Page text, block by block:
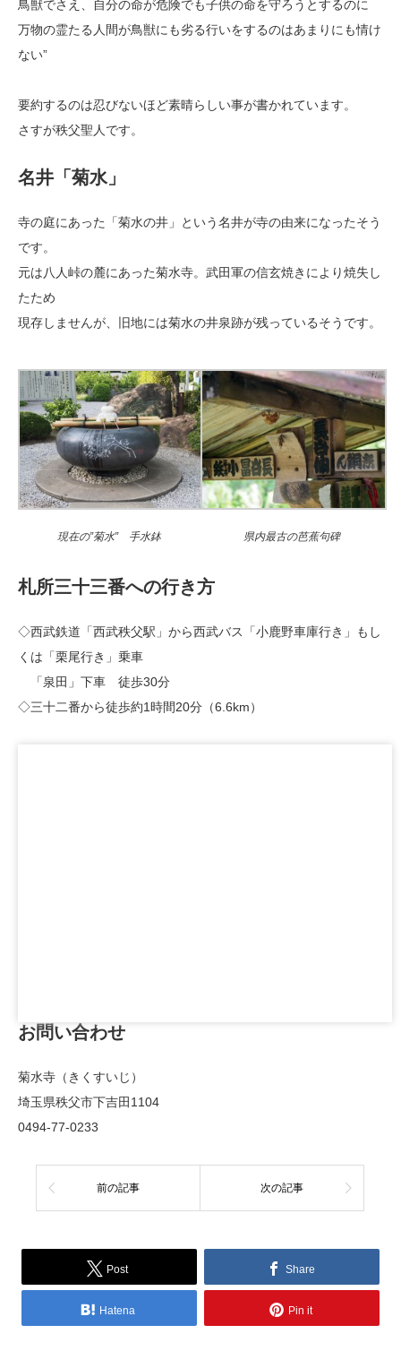
鳥獣でさえ、自分の命が危険でも子供の命を守ろうとするのに
万物の霊たる人間が鳥獣にも劣る行いをするのはあまりにも情け
ない”
要約するのは忍びないほど素晴らしい事が書かれています。
さすが秩父聖人です。
名井「菊水」
寺の庭にあった「菊水の井」という名井が寺の由来になったそう
です。
元は八人峠の麓にあった菊水寺。武田軍の信玄焼きにより焼失し
たため
現存しませんが、旧地には菊水の井泉跡が残っているそうです。
現在の”菊水” 手水鉢 県内最古の芭蕉句碑
札所三十三番への行き方
◇西武鉄道「西武秩父駅」から西武バス「小鹿野車庫行き」もし
くは「栗尾行き」乗車
「泉田」下車 徒歩30分
◇三十二番から徒歩約1時間20分（6.6km）
お問い合わせ
菊水寺（きくすいじ）
埼玉県秩父市下吉田1104
0494-77-0233
前の記事 次の記事
Post Share
Hatena Pin it